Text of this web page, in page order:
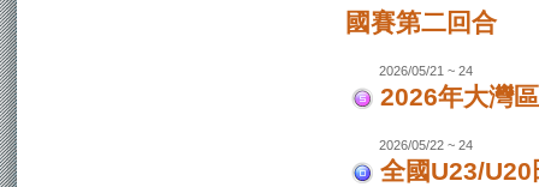
國賽第二回合
2026/05/21 ~ 24
2026年大灣
2026/05/22 ~ 24
全國U23/